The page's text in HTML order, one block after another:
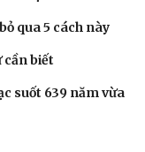
qua 5 cách này
cần biết
suốt 639 năm vừa